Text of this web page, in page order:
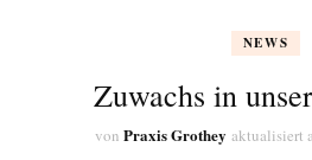
NEWS
Zuwachs in
von Praxis Grothey aktualisiert